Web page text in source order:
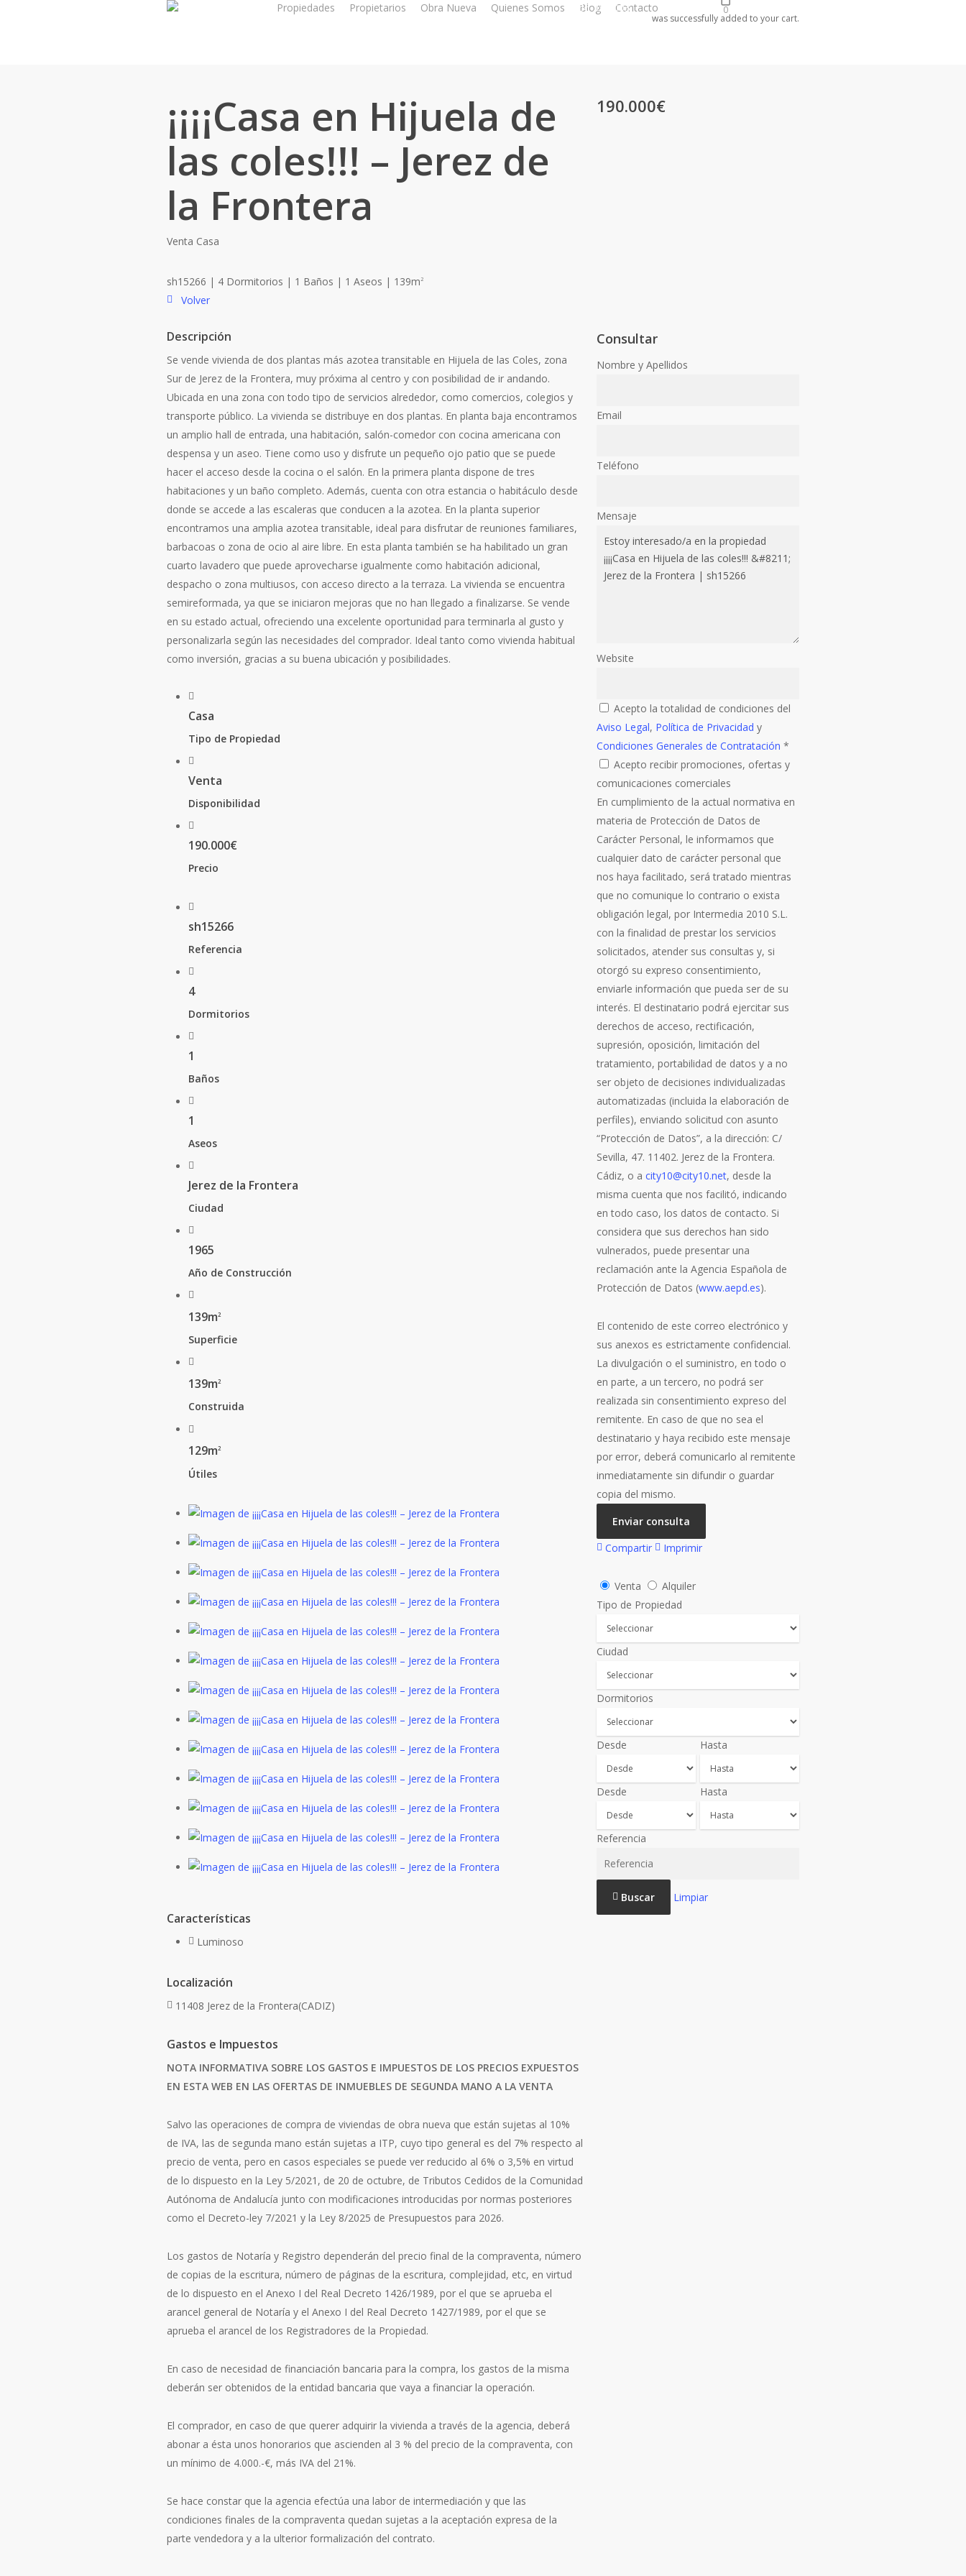
Propiedades Propietarios Obra Nueva Quienes Somos Blog Contacto
956 350 003 0
was successfully added to your cart.
¡¡¡¡Casa en Hijuela de
las coles!!! – Jerez de
la Frontera
Venta Casa
sh15266 | 4 Dormitorios | 1 Baños | 1 Aseos | 139m2
190.000€
Volver
Descripción
Se vende vivienda de dos plantas más azotea transitable en Hijuela de las Coles, zona
Sur de Jerez de la Frontera, muy próxima al centro y con posibilidad de ir andando.
Ubicada en una zona con todo tipo de servicios alrededor, como comercios, colegios y
transporte público. La vivienda se distribuye en dos plantas. En planta baja encontramos
un amplio hall de entrada, una habitación, salón-comedor con cocina americana con
despensa y un aseo. Tiene como uso y disfrute un pequeño ojo patio que se puede
hacer el acceso desde la cocina o el salón. En la primera planta dispone de tres
habitaciones y un baño completo. Además, cuenta con otra estancia o habitáculo desde
donde se accede a las escaleras que conducen a la azotea. En la planta superior
encontramos una amplia azotea transitable, ideal para disfrutar de reuniones familiares,
barbacoas o zona de ocio al aire libre. En esta planta también se ha habilitado un gran
cuarto lavadero que puede aprovecharse igualmente como habitación adicional,
despacho o zona multiusos, con acceso directo a la terraza. La vivienda se encuentra
semireformada, ya que se iniciaron mejoras que no han llegado a finalizarse. Se vende
en su estado actual, ofreciendo una excelente oportunidad para terminarla al gusto y
personalizarla según las necesidades del comprador. Ideal tanto como vivienda habitual
como inversión, gracias a su buena ubicación y posibilidades.
Casa
Tipo de Propiedad
Venta
Disponibilidad
190.000€
Precio
sh15266
Referencia
4
Dormitorios
1
Baños
1
Aseos
Jerez de la Frontera
Ciudad
1965
Año de Construcción
139m2
Superficie
139m2
Construida
129m2
Útiles
Características
Luminoso
Localización
11408 Jerez de la Frontera(CADIZ)
Gastos e Impuestos
NOTA INFORMATIVA SOBRE LOS GASTOS E IMPUESTOS DE LOS PRECIOS EXPUESTOS
EN ESTA WEB EN LAS OFERTAS DE INMUEBLES DE SEGUNDA MANO A LA VENTA
Salvo las operaciones de compra de viviendas de obra nueva que están sujetas al 10%
de IVA, las de segunda mano están sujetas a ITP, cuyo tipo general es del 7% respecto al
precio de venta, pero en casos especiales se puede ver reducido al 6% o 3,5% en virtud
de lo dispuesto en la Ley 5/2021, de 20 de octubre, de Tributos Cedidos de la Comunidad
Autónoma de Andalucía junto con modificaciones introducidas por normas posteriores
como el Decreto-ley 7/2021 y la Ley 8/2025 de Presupuestos para 2026.
Los gastos de Notaría y Registro dependerán del precio final de la compraventa, número
de copias de la escritura, número de páginas de la escritura, complejidad, etc, en virtud
de lo dispuesto en el Anexo I del Real Decreto 1426/1989, por el que se aprueba el
arancel general de Notaría y el Anexo I del Real Decreto 1427/1989, por el que se
aprueba el arancel de los Registradores de la Propiedad.
En caso de necesidad de financiación bancaria para la compra, los gastos de la misma
deberán ser obtenidos de la entidad bancaria que vaya a financiar la operación.
El comprador, en caso de que querer adquirir la vivienda a través de la agencia, deberá
abonar a ésta unos honorarios que ascienden al 3 % del precio de la compraventa, con
un mínimo de 4.000.-€, más IVA del 21%.
Se hace constar que la agencia efectúa una labor de intermediación y que las
condiciones finales de la compraventa quedan sujetas a la aceptación expresa de la
parte vendedora y a la ulterior formalización del contrato.
Consultar
Nombre y Apellidos
Email
Teléfono
Mensaje
Website
Acepto la totalidad de condiciones del
Aviso Legal, Política de Privacidad y
Condiciones Generales de Contratación *
Acepto recibir promociones, ofertas y
comunicaciones comerciales
En cumplimiento de la actual normativa en
materia de Protección de Datos de
Carácter Personal, le informamos que
cualquier dato de carácter personal que
nos haya facilitado, será tratado mientras
que no comunique lo contrario o exista
obligación legal, por Intermedia 2010 S.L.
con la finalidad de prestar los servicios
solicitados, atender sus consultas y, si
otorgó su expreso consentimiento,
enviarle información que pueda ser de su
interés. El destinatario podrá ejercitar sus
derechos de acceso, rectificación,
supresión, oposición, limitación del
tratamiento, portabilidad de datos y a no
ser objeto de decisiones individualizadas
automatizadas (incluida la elaboración de
perfiles), enviando solicitud con asunto
“Protección de Datos”, a la dirección: C/
Sevilla, 47. 11402. Jerez de la Frontera.
Cádiz, o acity10@city10.net, desde la
misma cuenta que nos facilitó, indicando
en todo caso, los datos de contacto. Si
considera que sus derechos han sido
vulnerados, puede presentar una
reclamación ante la Agencia Española de
Protección de Datos (www.aepd.es).
El contenido de este correo electrónico y
sus anexos es estrictamente confidencial.
La divulgación o el suministro, en todo o
en parte, a un tercero, no podrá ser
realizada sin consentimiento expreso del
remitente. En caso de que no sea el
destinatario y haya recibido este mensaje
por error, deberá comunicarlo al remitente
inmediatamente sin difundir o guardar
copia del mismo.
Enviar consulta
Compartir
Imprimir
Venta
Alquiler
Tipo de Propiedad
Ciudad
Dormitorios
Desde Hasta
Desde Hasta
Referencia
Buscar Limpiar